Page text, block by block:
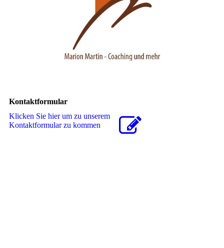
Kontaktformular
Klicken Sie hier um zu unserem
Kon­takt­for­mu­lar zu kommen